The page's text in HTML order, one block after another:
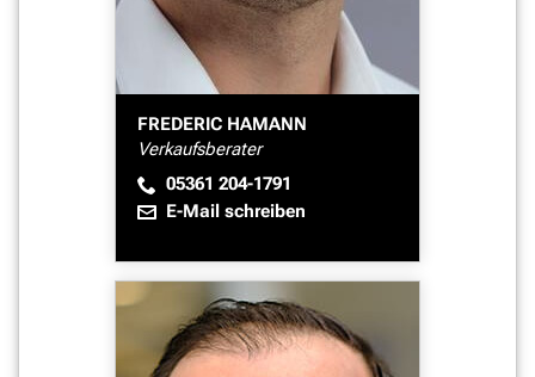
FREDERIC HAMANN
Verkaufsberater
05361 204-1791
E-Mail schreiben